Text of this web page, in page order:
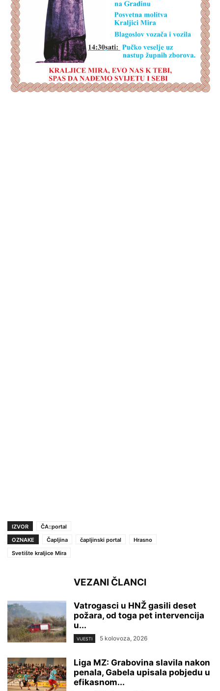
IZVOR
ČA::portal
OZNAKE
Čapljina čapljinski portal
Hrasno
Svetište kraljice Mira
VEZANI ČLANCI
Vatrogasci u HNŽ gasili deset
požara, od toga pet intervencija
u...
VIJESTI 5 kolovoza, 2026
Liga MZ: Grabovina slavila nakon
penala, Gabela upisala pobjedu u
efikasnom...